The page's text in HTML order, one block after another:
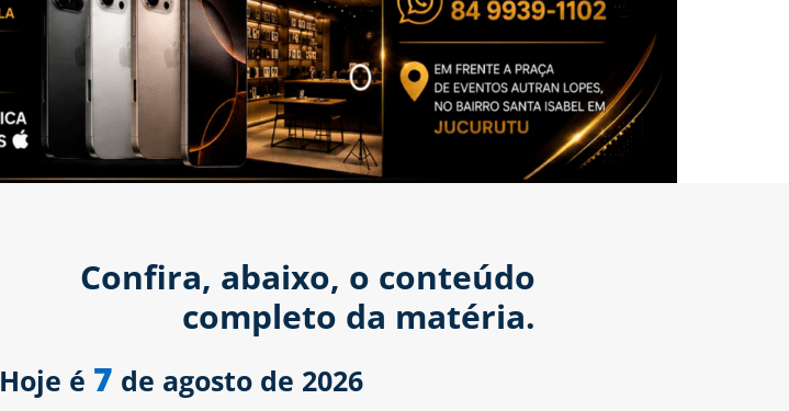
Confira, abaixo, o conteúdo
completo da matéria.
Hoje é 7 de agosto de 2026